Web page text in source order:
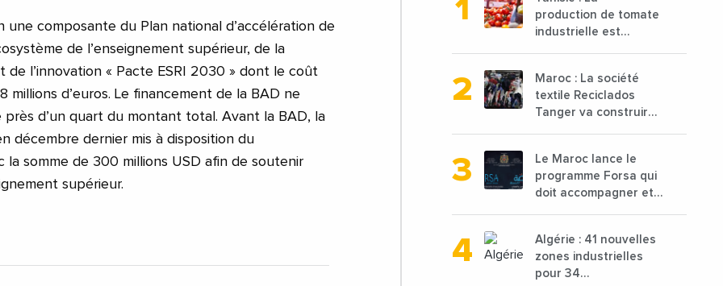
une composante du Plan national d’accélération de
de l’enseignement supérieur, de la
de l’innovation « Pacte ESRI 2030 » dont le coût
millions d’euros. Le financement de la BAD ne
près d’un quart du montant total. Avant la BAD, la
décembre dernier mis à disposition du
la somme de 300 millions USD afin de soutenir
supérieur.
production de tomate
industrielle est
baisse de 15%
Maroc : La société
textile Reciclados
Tanger va construire
traiter les déchets
textiles
Le Maroc lance le
programme Forsa qui
doit accompagner et
avec une enveloppe
de 1,25 milliard de
dirhams
Algérie : 41 nouvelles
zones industrielles
pour 34